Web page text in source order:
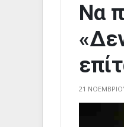
Να
21